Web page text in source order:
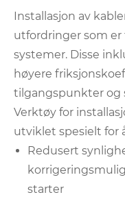
Installasjon av
utfordringer som
systemer. Disse
høyere
tilgangspunkter og
Verktøy for
utviklet spesielt for
Redusert
starter